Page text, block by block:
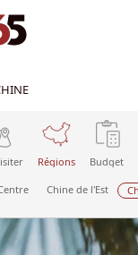
Régions Budget
Chine de l'Est